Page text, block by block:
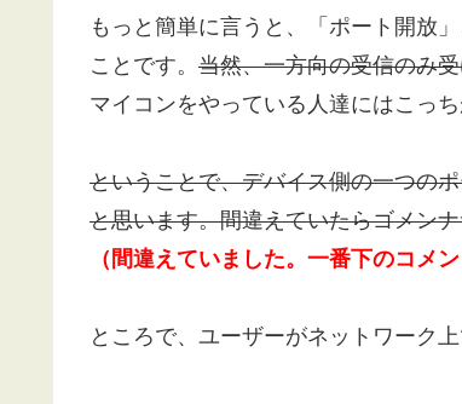
もっと簡単に言うと、「ポート開放
ことです。 当然、一方向の受信のみ
マイコンをやっている人達にはこっ
ということで、デバイス側の一つの
と思います。間違えていたらゴメン
（間違えていました。一番下のコメ
ところで、ユーザーがネットワーク